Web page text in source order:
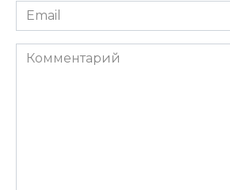
Email
*
Комментарий